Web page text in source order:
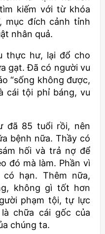
kiếm với từ khóa
mục đích cảnh tỉnh
nhân quả.
thực hư, lại đổ cho
gạt. Đã có người vu
“sống không được,
cái tội phỉ báng, vu
đã 85 tuổi rồi, nên
bệnh nữa. Thầy có
hối và trả nợ để
đó mà làm. Phần vì
hạn. Thêm nữa,
không gì tốt hơn
phạm tội, tự lực
chữa cái gốc của
chúng ta.